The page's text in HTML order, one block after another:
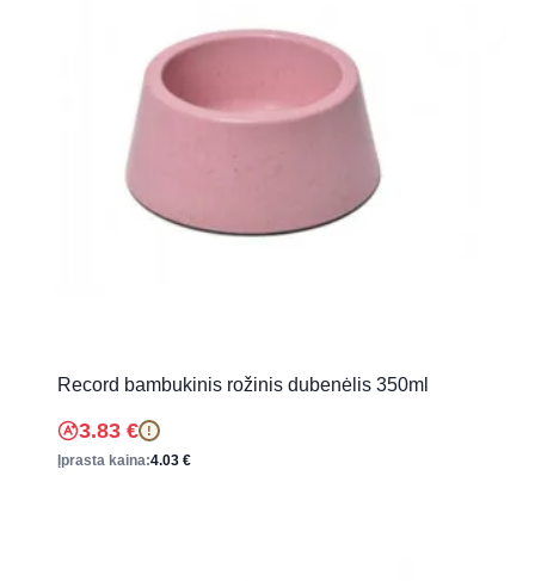
Record bambukinis rožinis dubenėlis 350ml
3.83 € !
Įprasta kaina:4.03 €